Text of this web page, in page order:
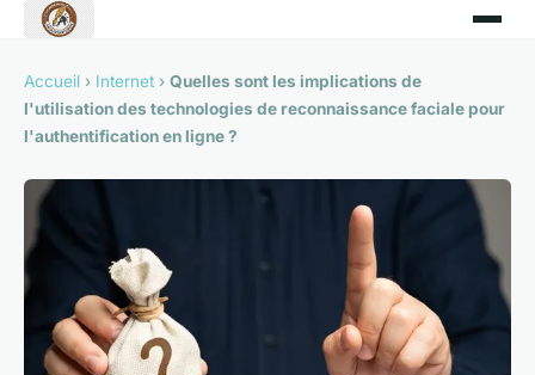
Accueil › Internet › Quelles sont les implications de
l'utilisation des technologies de reconnaissance faciale pour
l'authentification en ligne ?